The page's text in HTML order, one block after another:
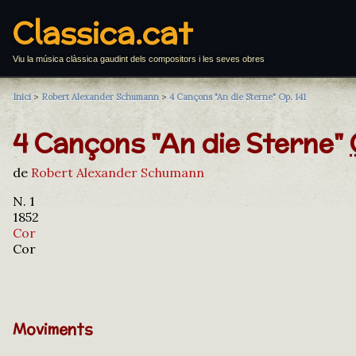
Classica.cat
Viu la música clàssica gaudint dels compositors i les seves obres
Inici > Robert Alexander Schumann > 4 Cançons "An die Sterne" Op. 141
4 Cançons "An die Sterne"
de Robert Alexander Schumann
N. 1
1852
Cor
Cor
Moviments